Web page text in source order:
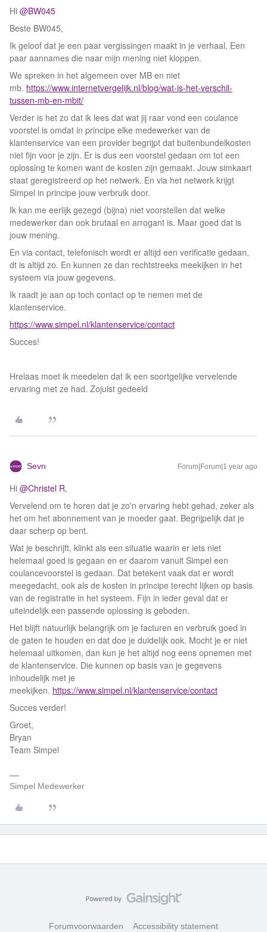
Hi ​ @BW045
Beste BW045,
Ik geloof dat je een paar vergissingen maakt in je verhaal. Een
paar aannames die naar mijn mening niet kloppen.
We spreken in het algemeen over MB en niet
mb. https://www.internetvergelijk.nl/blog/wat-is-het-verschil-
tussen-mb-en-mbit/
Verder is het zo dat ik lees dat wat jij raar vond een coulance
voorstel is omdat in principe elke medewerker van de
klantenservice van een provider begrijpt dat buitenbundelkosten
niet fijn voor je zijn. Er is dus een voorstel gedaan om tot een
oplossing te komen want de kosten zijn gemaakt. Jouw simkaart
staat geregistreerd op het netwerk. En via het netwerk krijgt
Simpel in principe jouw verbruik door.
Ik kan me eerlijk gezegd (bijna) niet voorstellen dat welke
medewerker dan ook brutaal en arrogant is. Maar goed dat is
jouw mening.
En via contact, telefonisch wordt er altijd een verificatie gedaan,
dt is altijd zo. En kunnen ze dan rechtstreeks meekijken in het
systeem via jouw gegevens.
Ik raadt je aan op toch contact op te nemen met de
klantenservice.
https://www.simpel.nl/klantenservice/contact
Succes!
Hrelaas moet ik meedelen dat ik een soortgelijke vervelende
ervaring met ze had. Zojuist gedeeld
Sevn Forum|Forum|1 year ago
Hi ​ @Christel R,
Vervelend om te horen dat je zo'n ervaring hebt gehad, zeker als
het om het abonnement van je moeder gaat. Begrijpelijk dat je
daar scherp op bent.
Wat je beschrijft, klinkt als een situatie waarin er iets niet
helemaal goed is gegaan en er daarom vanuit Simpel een
coulancevoorstel is gedaan. Dat betekent vaak dat er wordt
meegedacht, ook als de kosten in principe terecht lijken op basis
van de registratie in het systeem. Fijn in ieder geval dat er
uiteindelijk een passende oplossing is geboden.
Het blijft natuurlijk belangrijk om je facturen en verbruik goed in
de gaten te houden en dat doe je duidelijk ook. Mocht je er niet
helemaal uitkomen, dan kun je het altijd nog eens opnemen met
de klantenservice. Die kunnen op basis van je gegevens
inhoudelijk met je
meekijken. https://www.simpel.nl/klantenservice/contact
Succes verder!
Groet,
Bryan
Team Simpel
Simpel Medewerker
Forumvoorwaarden Accessibility statement